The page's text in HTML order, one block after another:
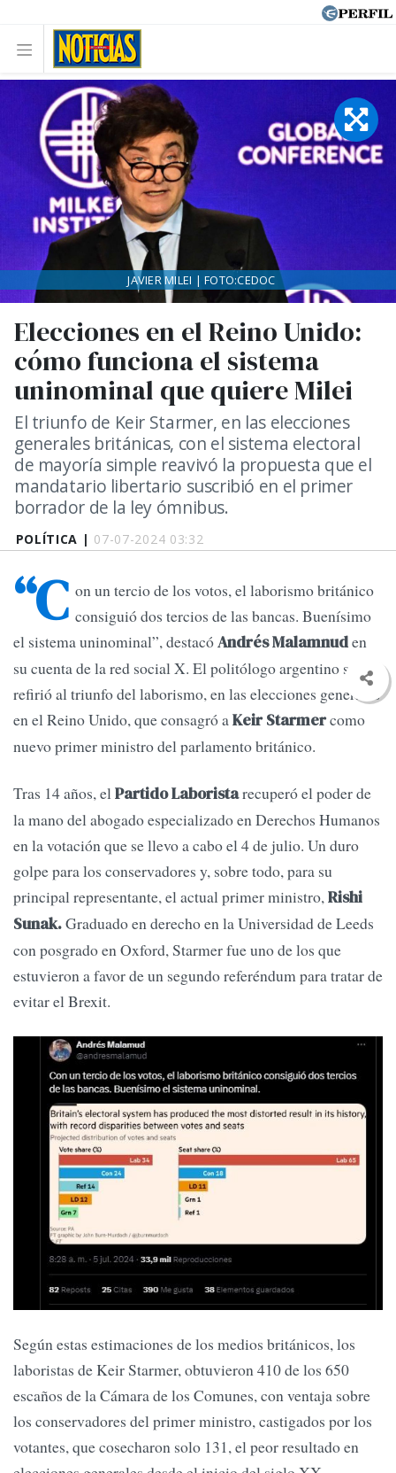
POLÍTICA | 07-07-2024 03:32
Elecciones en el Reino Unido:
cómo funciona el sistema
uninominal que quiere Milei
El triunfo de Keir Starmer, en las elecciones
generales británicas, con el sistema electoral
de mayoría simple reavivó la propuesta que el
mandatario libertario suscribió en el primer
borrador de la ley ómnibus.
JAVIER MILEI | FOTO:CEDOC
“C on un tercio de los votos, el laborismo británico
consiguió dos tercios de las bancas. Buenísimo
el sistema uninominal”, destacóAndrés Malamnuden
su cuenta de la red social X. El politólogo argentino se
refirió al triunfo del laborismo, en las elecciones generales
en el Reino Unido, que consagró aKeir Starmercomo
nuevo primer ministro del parlamento británico.
Tras 14 años, elPartido Laboristarecuperó el poder de
la mano del abogado especializado en Derechos Humanos
en la votación que se llevo a cabo el 4 de julio. Un duro
golpe para los conservadores y, sobre todo, para su
principal representante, el actual primer ministro,Rishi
Sunak.Graduado en derecho en la Universidad de Leeds
con posgrado en Oxford, Starmer fue uno de los que
estuvieron a favor de un segundo referéndum para tratar de
evitar el Brexit.
Según estas estimaciones de los medios británicos, los
laboristas de Keir Starmer, obtuvieron 410 de los 650
escaños de la Cámara de los Comunes, con ventaja sobre
los conservadores del primer ministro, castigados por los
votantes, que cosecharon solo 131, el peor resultado en